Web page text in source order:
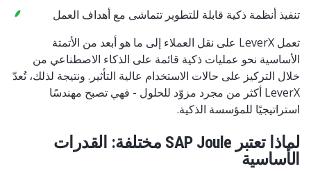
تنفيذ أنظمة ذكية قابلة للتطوير تتماشى مع أهداف العمل
تعمل LeverX على نقل العملاء إلى ما هو أبعد من الأتمتة
الأساسية نحو عمليات ذكية قائمة على الذكاء الاصطناعي من
خلال التركيز على حالات الاستخدام عالية التأثير. ونتيجة لذلك، تُعدّ
LeverX أكثر من مجرد مزوّد للحلول - فهي تصبح مهندسًا
استراتيجيًا للمؤسسة الذكية.
لماذا تعتبر SAP Joule مختلفة: القدرات
الأساسية